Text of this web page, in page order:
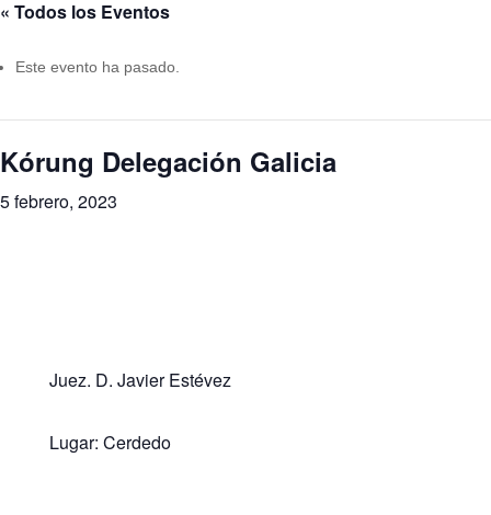
« Todos los Eventos
Este evento ha pasado.
Kórung Delegación Galicia
5 febrero, 2023
Juez. D. Javier Estévez
Lugar: Cerdedo